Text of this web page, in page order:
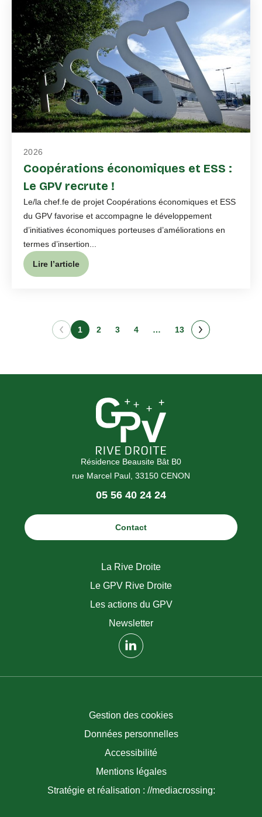
2026
Coopérations économiques et ESS :
Le GPV recrute !
Le/la chef.fe de projet Coopérations économiques et ESS
du GPV favorise et accompagne le développement
d’initiatives économiques porteuses d’améliorations en
termes d’insertion...
Lire l’article
1 2 3 4 … 13
Page
Résidence Beausite Bât B0
rue Marcel Paul, 33150 CENON
Téléphone
05 56 40 24 24
Contact
La Rive Droite
Le GPV Rive Droite
Les actions du GPV
Newsletter
(nouvelle fenêtre)
Gestion des cookies
Données personnelles
Accessibilité
Mentions légales
Stratégie et réalisation : //mediacrossing: